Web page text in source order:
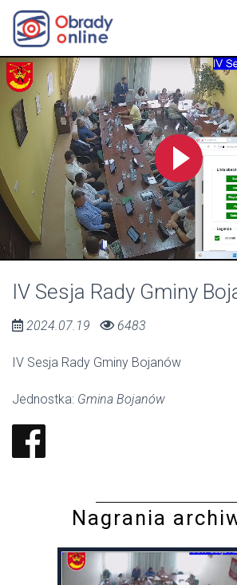
IV Sesja Rady Gminy
2024.07.19 6483
IV Sesja Rady Gminy Bojanów
Jednostka: Gmina Bojanów
Nagrania